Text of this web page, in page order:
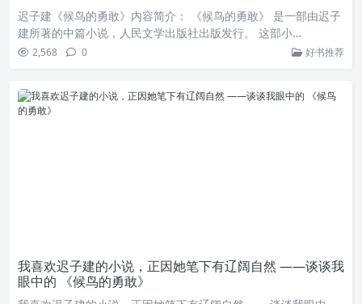
迟子建《候鸟的勇敢》内容简介： 《候鸟的勇敢》 是一部由迟子
建所著的中篇小说，人民文学出版社出版发行。 这部小…
2,568 0 好书推荐
我喜欢迟子建的小说，正因她笔下有辽阔自然 ——谈谈我
眼中的 《候鸟的勇敢》